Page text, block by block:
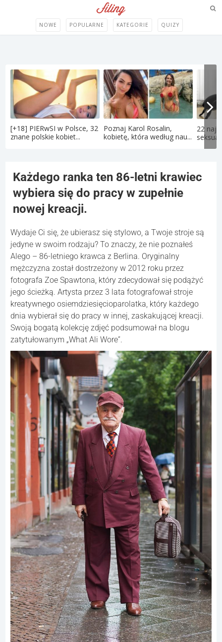
NOWE POPULARNE KATEGORIE QUIZY
[+18] PIERwSI w Polsce, 32
znane polskie kobiet...
Poznaj Karol Rosalin,
kobietę, która według nau...
22
Każdego ranka ten 86-letni krawiec
wybiera się do pracy w zupełnie
nowej kreacji.
Wydaje Ci się, że ubierasz się stylowo, a Twoje stroje są
jedyne w swoim rodzaju? To znaczy, że nie poznałeś
Alego – 86-letniego krawca z Berlina. Oryginalny
mężczyzna został dostrzeżony w 2012 roku przez
fotografa Zoe Spawtona, który zdecydował się podążyć
jego ścieżką. Artysta przez 3 lata fotografował stroje
kreatywnego osiemdziesięcioparolatka, który każdego
dnia wybierał się do pracy w innej, zaskakującej kreacji.
Swoją bogatą kolekcję zdjęć podsumował na blogu
zatytułowanym „What Ali Wore”.